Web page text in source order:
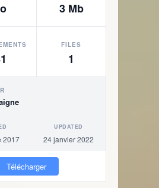
3 Mb
FILES
1
2017
UPDATED
24 janvier 2022
Télécharger